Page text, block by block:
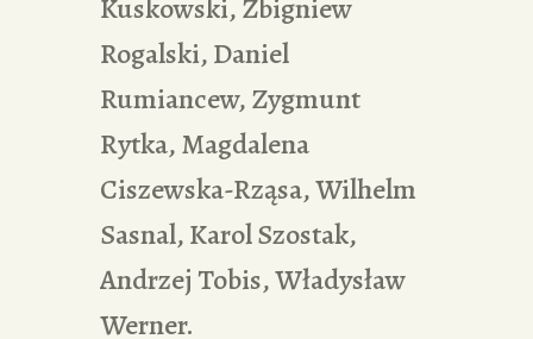
Kuskowski, Zbigniew
Rogalski, Daniel
Rumiancew, Zygmunt
Rytka, Magdalena
Ciszewska-Rząsa, Wilhelm
Sasnal, Karol Szostak,
Andrzej Tobis, Władysław
Werner.